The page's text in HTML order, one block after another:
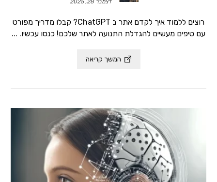
דצמבר 28, 2025
רוצים ללמוד איך לקדם אתר ב ChatGPT? קבלו מדריך מפורט
עם טיפים מעשיים להגדלת התנועה לאתר שלכם! כנסו עכשיו. ...
המשך קריאה